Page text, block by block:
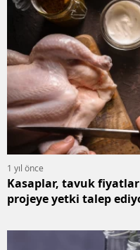
1 yıl önce
Kasaplar, tavuk
projeye yetki talep